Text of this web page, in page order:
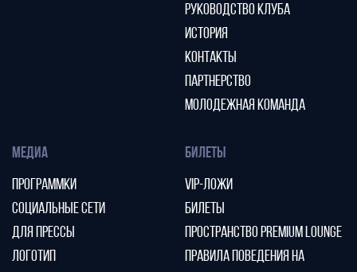
РУКОВОДСТВО КЛУБА
ИСТОРИЯ
КОНТАКТЫ
ПАРТНЕРСТВО
МОЛОДЕЖНАЯ КОМАНДА
МЕДИА
ПРОГРАММКИ
СОЦИАЛЬНЫЕ СЕТИ
ДЛЯ ПРЕССЫ
ЛОГОТИП
БИЛЕТЫ
VIP-ЛОЖИ
БИЛЕТЫ
ПРОСТРАНСТВО PREMIUM LOUNGE
ПРАВИЛА ПОВЕДЕНИЯ НА